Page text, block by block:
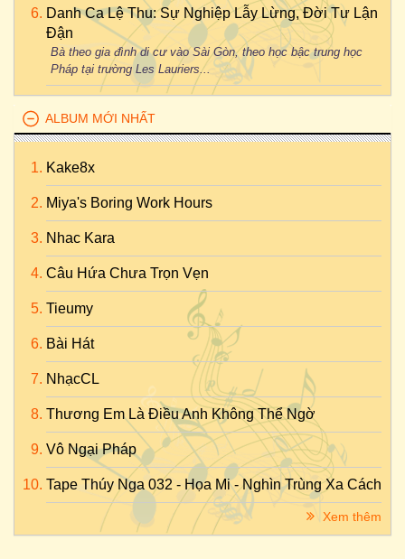
Danh Ca Lệ Thu: Sự Nghiệp Lẫy Lừng, Đời Tư Lận
Đận
Bà theo gia đình di cư vào Sài Gòn, theo học bậc trung học
Pháp tại trường Les Lauriers...
ALBUM MỚI NHẤT
Kake8x
Miya's Boring Work Hours
Nhac Kara
Câu Hứa Chưa Trọn Vẹn
Tieumy
Bài Hát
NhạcCL
Thương Em Là Điều Anh Không Thể Ngờ
Vô Ngại Pháp
Tape Thúy Nga 032 - Họa Mi - Nghìn Trùng Xa Cách
Xem thêm